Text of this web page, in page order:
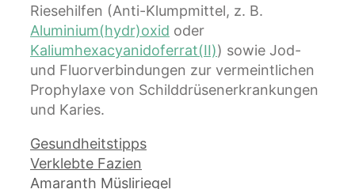
Riesehilfen (Anti-Klumpmittel, z. B.
Aluminium(hydr)oxid oder
Kaliumhexacyanidoferrat(II)) sowie Jod-
und Fluorverbindungen zur vermeintlichen
Prophylaxe von Schilddrüsenerkrankungen
und Karies.
Kategorien
Gesundheitstipps
Verklebte Fazien
Amaranth Müsliriegel